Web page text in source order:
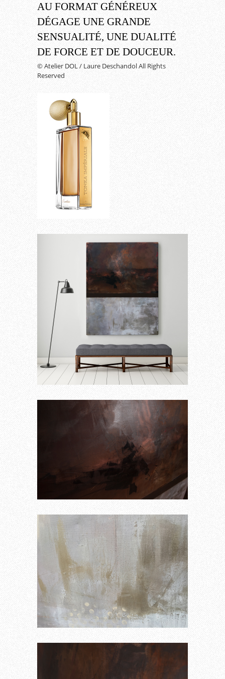
AU FORMAT GÉNÉREUX
DÉGAGE UNE GRANDE
SENSUALITÉ, UNE DUALITÉ
DE FORCE ET DE DOUCEUR.
© Atelier DOL / Laure Deschandol All Rights
Reserved